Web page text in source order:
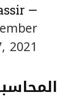
2021